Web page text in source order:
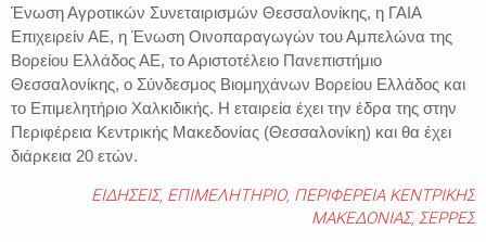
Ένωση Αγροτικών Συνεταιρισμών Θεσσαλονίκης, η ΓΑΙΑ
Επιχειρείν ΑΕ, η Ένωση Οινοπαραγωγών του Αμπελώνα της
Βορείου Ελλάδος ΑΕ, το Αριστοτέλειο Πανεπιστήμιο
Θεσσαλονίκης, ο Σύνδεσμος Βιομηχάνων Βορείου Ελλάδος και
το Επιμελητήριο Χαλκιδικής. Η εταιρεία έχει την έδρα της στην
Περιφέρεια Κεντρικής Μακεδονίας (Θεσσαλονίκη) και θα έχει
διάρκεια 20 ετών.
ΕΙΔΗΣΕΙΣ, ΕΠΙΜΕΛΗΤΗΡΙΟ, ΠΕΡΙΦΕΡΕΙΑ ΚΕΝΤΡΙΚΗΣ
ΜΑΚΕΔΟΝΙΑΣ, ΣΕΡΡΕΣ